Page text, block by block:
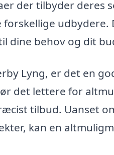
der tilbyder deres
udbydere.
dine behov og dit
Lyng, er det en
det lettere for
tilbud. Uanset
kan en